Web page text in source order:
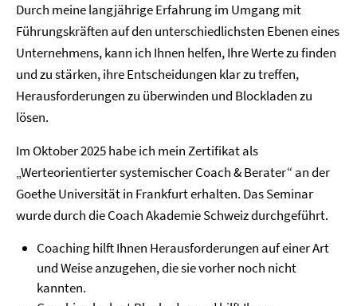
Durch meine langjährige Erfahrung im Umgang mit
Führungskräften auf den unterschiedlichsten Ebenen eines
Unternehmens, kann ich Ihnen helfen, Ihre Werte zu finden
und zu stärken, ihre Entscheidungen klar zu treffen,
Herausforderungen zu überwinden und Blockladen zu
lösen.
Im Oktober 2025 habe ich mein Zertifikat als
„Werteorientierter systemischer Coach & Berater“ an der
Goethe Universität in Frankfurt erhalten. Das Seminar
wurde durch die Coach Akademie Schweiz durchgeführt.
Coaching hilft Ihnen Herausforderungen auf einer Art
und Weise anzugehen, die sie vorher noch nicht
kannten.